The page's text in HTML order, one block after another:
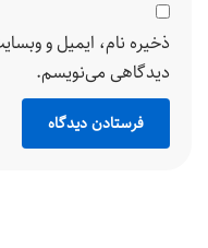
ذخیره نام، ایمیل و
دیدگاهی می‌نویسم.